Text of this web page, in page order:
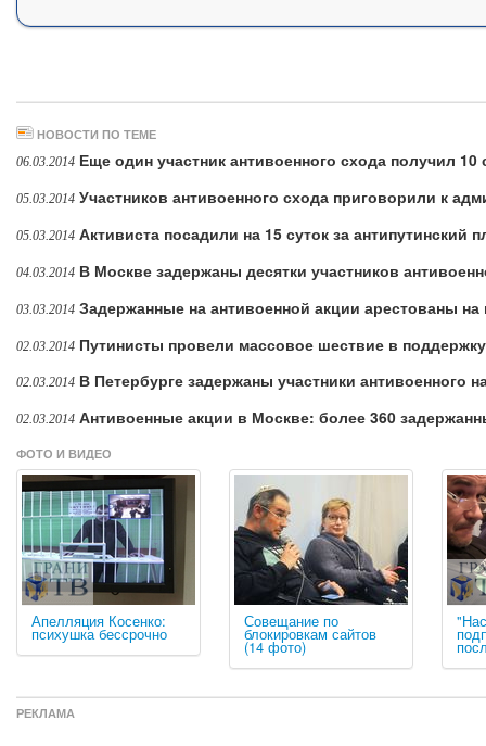
НОВОСТИ ПО ТЕМЕ
06.03.2014 Еще один участник антивоенного схода получил 10
05.03.2014 Участников антивоенного схода приговорили к
05.03.2014 Активиста посадили на 15 суток за антипутинский
04.03.2014 В Москве задержаны десятки участников
03.03.2014 Задержанные на антивоенной акции арестованы на
02.03.2014 Путинисты провели массовое шествие в
02.03.2014 В Петербурге задержаны участники антивоенного
02.03.2014 Антивоенные акции в Москве: более 360
ФОТО И ВИДЕО
Апелляция Косенко:
психушка бессрочно
Совещание по
блокировкам сайтов
(14 фото)
РЕКЛАМА